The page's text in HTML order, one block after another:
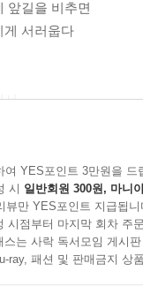
앞길을 비추면
게 서러웁다
서
상을
오면
열리고
더더욱
앞에서
에서
여 YES포인트 3만원을 드
시 일반회원 300원, 마니
뷰만 YES포인트 지급됩니
시점부터 마지막 회차 주
는 사락 독서모임 게시
ray, 패션 및 판매금지 상